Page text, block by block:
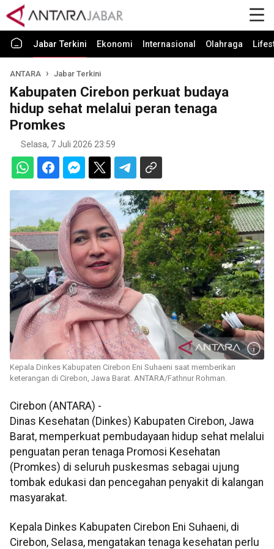
Jabar Terkini Ekonomi Internasional Olahraga
ANTARA Jabar Terkini
Kabupaten Cirebon perkuat budaya
hidup sehat melalui peran tenaga
Promkes
Selasa, 7 Juli 2026 23:59
Kepala Dinkes Kabupaten Cirebon Eni Suhaeni saat memberikan
keterangan di Cirebon, Jawa Barat. ANTARA/Fathnur Rohman.
Cirebon (ANTARA) -
Dinas Kesehatan (Dinkes) Kabupaten Cirebon, Jawa
Barat, memperkuat pembudayaan hidup sehat melalui
penguatan peran tenaga Promosi Kesehatan
(Promkes) di seluruh puskesmas sebagai ujung
tombak edukasi dan pencegahan penyakit di kalangan
masyarakat.
Kepala Dinkes Kabupaten Cirebon Eni Suhaeni, di
Cirebon, Selasa, mengatakan tenaga kesehatan perlu